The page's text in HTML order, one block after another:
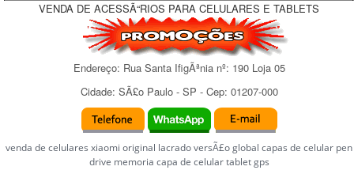
VENDA DE ACESSÃ“RIOS PARA CELULARES E TABLETS
Endereço: Rua Santa IfigÃªnianº: 190 Loja 05
Cidade: SÃ£o Paulo- SP - Cep: 01207-000
venda de celulares xiaomi original lacrado versÃ£o global capas de celular pen
drive memoria capa de celular tablet gps